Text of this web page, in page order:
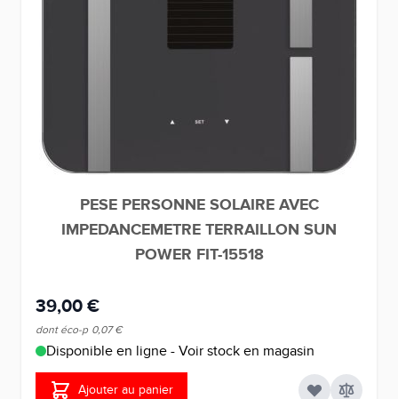
PESE PERSONNE SOLAIRE AVEC
IMPEDANCEMETRE TERRAILLON SUN
POWER FIT-15518
39,00 €
dont éco-p 0,07 €
Disponible en ligne - Voir stock en magasin
Ajouter au panier